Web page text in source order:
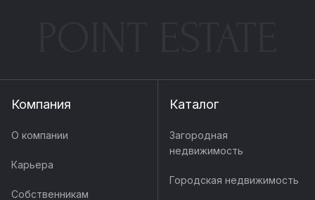
Компания
О компании
Карьера
Собственникам
Каталог
Загородная
недвижимость
Городская недвижимость